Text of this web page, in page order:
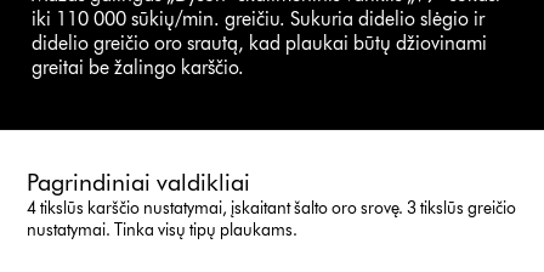
iki 110 000 sūkių/min. greičiu. Sukuria didelio slėgio ir
didelio greičio oro srautą, kad plaukai būtų džiovinami
greitai be žalingo karščio.
Pagrindiniai valdikliai
4 tikslūs karščio nustatymai, įskaitant šalto oro srovę. 3 tikslūs greičio
nustatymai. Tinka visų tipų plaukams.